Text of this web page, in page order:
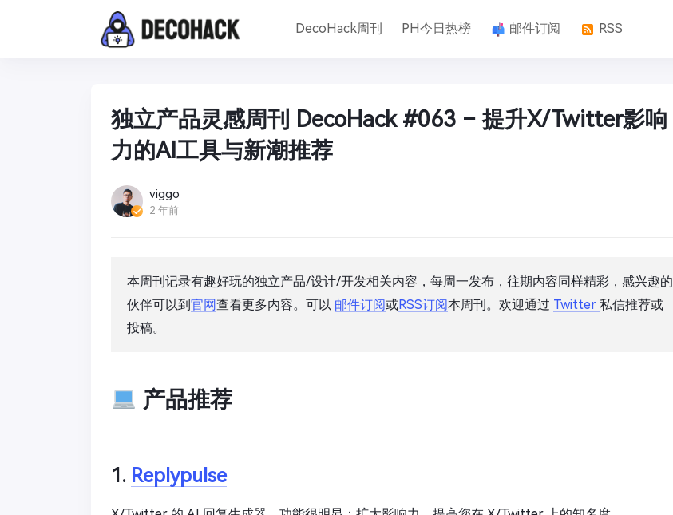
DecoHack周刊 PH今日热榜 邮件订阅 RSS
独立产品灵感周刊 DecoHack #063 – 提升X/Twitter影响
力的AI工具与新潮推荐
viggo
2 年前
本周刊记录有趣好玩的独立产品/设计/开发相关内容，每周一发布，往期内容同样精彩，感兴趣的
伙伴可以到官网查看更多内容。可以 邮件订阅或RSS订阅本周刊。欢迎通过 Twitter 私信推荐或
投稿。
产品推荐
1. Replypulse